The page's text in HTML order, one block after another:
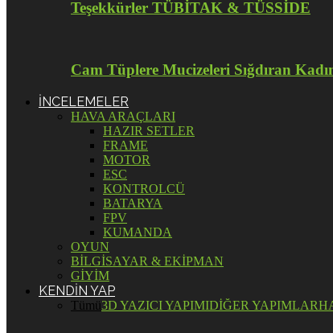
Teşekkürler TÜBİTAK & TÜSSİDE
Cam Tüplere Mucizeleri Sığdıran
İNCELEMELER
HAVA ARAÇLARI
HAZIR SETLER
FRAME
MOTOR
ESC
KONTROLCÜ
BATARYA
FPV
KUMANDA
OYUN
BİLGİSAYAR & EKİPMAN
GİYİM
KENDİN YAP
Tümü3D YAZICI YAPIMIDİĞER YAPIMLAR